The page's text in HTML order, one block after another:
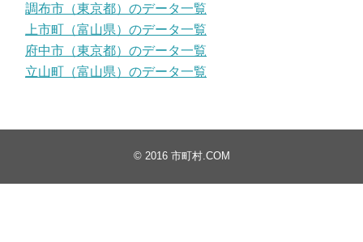
調布市（東京都）のデータ一覧
上市町（富山県）のデータ一覧
府中市（東京都）のデータ一覧
立山町（富山県）のデータ一覧
© 2016 市町村.COM